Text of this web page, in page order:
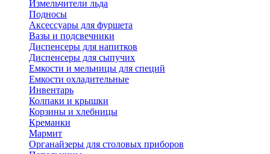
Измельчители льда
Подносы
Аксессуары для фуршета
Вазы и подсвечники
Диспенсеры для напитков
Диспенсеры для сыпучих
Емкости и мельницы для специй
Емкости охладительные
Инвентарь
Колпаки и крышки
Корзины и хлебницы
Креманки
Мармит
Органайзеры для столовых приборов